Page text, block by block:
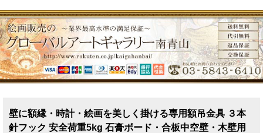
壁に額縁・時計・絵画を美しく掛ける専用額吊金具 ３本
針フック 安全荷重5kg 石膏ボード・合板中空壁・木壁用